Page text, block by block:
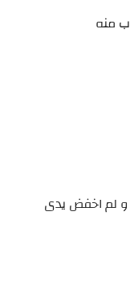
منه
لم اخفض يدى